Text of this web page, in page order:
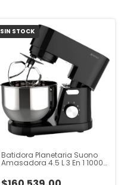
SIN STOCK
Batidora Planetaria Suono
Amasadora 4.5 L 3 En 1 1000w